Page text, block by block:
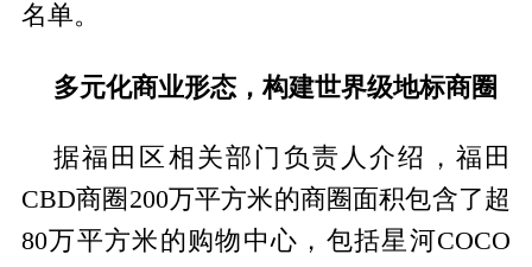
名单。
多元化商业形态，构建世界级地标商圈
据福田区相关部门负责人介绍，福田
CBD商圈200万平方米的商圈面积包含了超
80万平方米的购物中心，包括星河COCO